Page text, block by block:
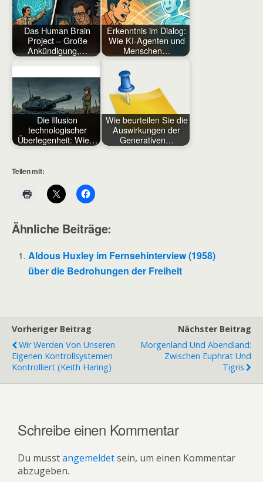
Das Human Brain
Project – Große
Ankündigung,…
Erkenntnis im Dialog:
Wie KI-Agenten und
Menschen…
Die Illusion
technologischer
Überlegenheit: Wie…
Wie beurteilen Sie die
Auswirkungen der
Generativen…
Teilen mit:
Ähnliche Beiträge:
Aldous Huxley im Fernsehinterview (1958)
über die Bedrohungen der Freiheit
Vorheriger Beitrag
Wir Werden Von Unseren
Eigenen Kontrollsystemen
Kontrolliert (Keith Haring)
Nächster Beitrag
Morgenland Und Abendland:
Zwischen Euphrat Und
Tigris
Schreibe einen Kommentar
Du musstangemeldetsein, um einen Kommentar
abzugeben.